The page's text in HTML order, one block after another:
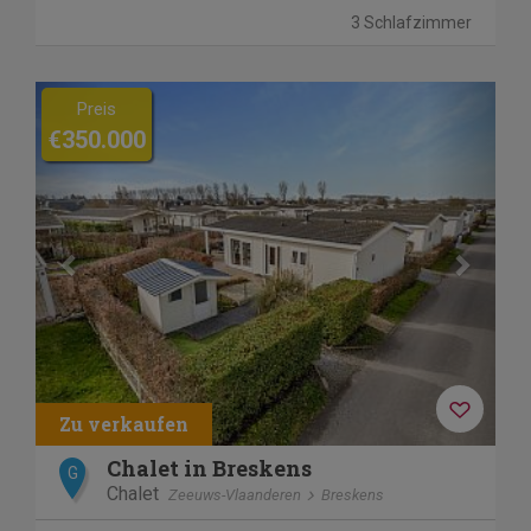
3 Schlafzimmer
Previous
Preis
€350.000
G Chalet in Breskens
Chalet Zeeuws-Vlaanderen Breskens